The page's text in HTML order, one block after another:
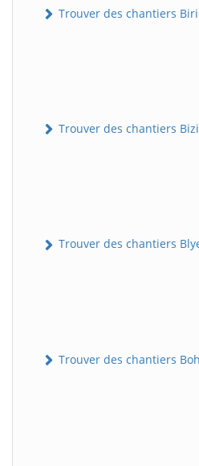
Trouver des chantiers
Trouver des chantiers
Trouver des chantiers
Trouver des chantiers